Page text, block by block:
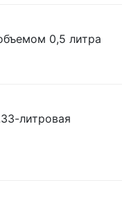
0,5 литра
литровая